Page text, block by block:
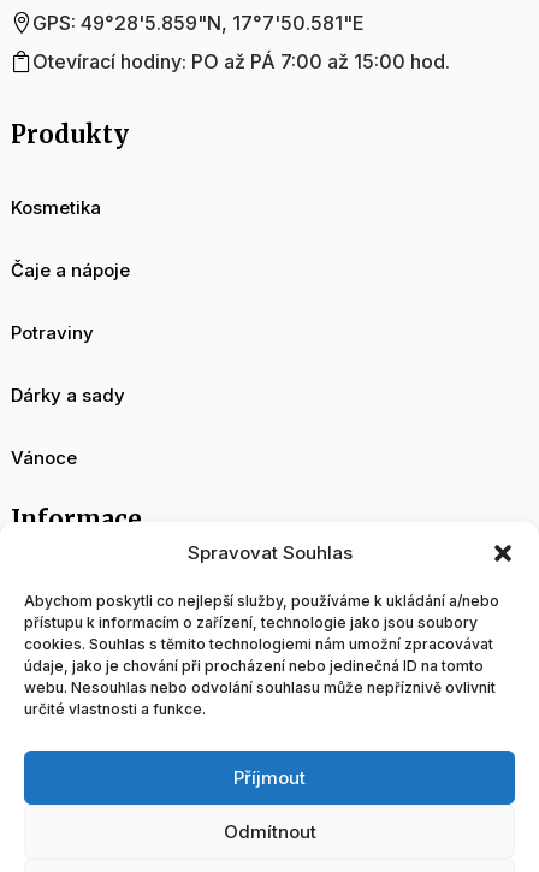
Spravovat Souhlas
Abychom poskytli co nejlepší služby, používáme k ukládání a/nebo
přístupu k informacím o zařízení, technologie jako jsou soubory
cookies. Souhlas s těmito technologiemi nám umožní zpracovávat
údaje, jako je chování při procházení nebo jedinečná ID na tomto
webu. Nesouhlas nebo odvolání souhlasu může nepříznivě ovlivnit
určité vlastnosti a funkce.
Příjmout
Odmítnout
GPS: 49°28'5.859"N, 17°7'50.581"E
Otevírací hodiny: PO až PÁ 7:00 až 15:00 hod.
Produkty
Kosmetika
Čaje a nápoje
Potraviny
Dárky a sady
Vánoce
Informace
O nás
Velkoobchod
Blog
Tvorba a správa www stránek